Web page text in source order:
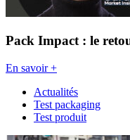
Pack Impact : le
En savoir +
Actualités
Test packaging
Test produit